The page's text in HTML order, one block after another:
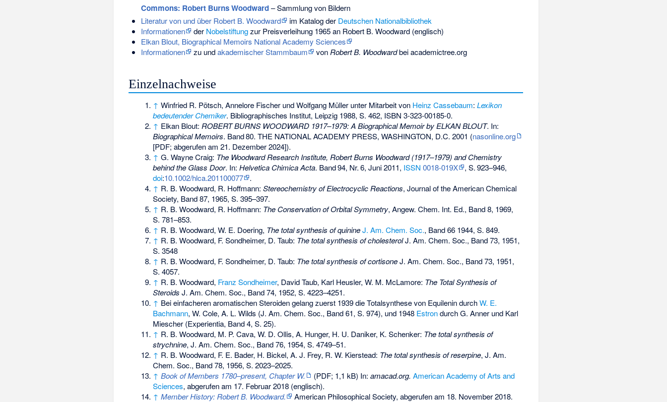
Commons: Robert Burns Woodward– Sammlung von Bildern
Literatur von und über Robert B. Woodward
im Katalog der Deutschen Nationalbibliothek
Informationen
der Nobelstiftungzur Preisverleihung 1965 an Robert B. Woodward (englisch)
Elkan Blout, Biographical Memoirs National Academy Sciences
Informationen
zu undakademischer Stammbaum von Robert B. Woodwardbei academictree.org
Einzelnachweise
↑ Winfried R. Pötsch, Annelore Fischer und Wolfgang Müller unter Mitarbeit von Heinz Cassebaum: Lexikon
bedeutender Chemiker. Bibliographisches Institut, Leipzig 1988, S. 462, ISBN 3-323-00185-0.
↑ Elkan Blout: ROBERT BURNS WOODWARD 1917–1979: A Biographical Memoir by ELKAN BLOUT. In:
Biographical Memoirs. Band80. THE NATIONAL ACADEMY PRESS, WASHINGTON, D.C. 2001 (nasonline.org
[PDF; abgerufen am 21. Dezember 2024]).
↑ G. Wayne Craig: The Woodward Research Institute, Robert Burns Woodward (1917–1979) and Chemistry
behind the Glass Door. In: Helvetica Chimica Acta. Band94, Nr.6, Juni 2011, ISSN 0018-019X ,S.923–946,
doi:10.1002/hlca.201100077
.
↑ R. B. Woodward, R. Hoffmann: Stereochemistry of Electrocyclic Reactions, Journal of the American Chemical
Society, Band 87, 1965, S. 395–397.
↑ R. B. Woodward, R. Hoffmann: The Conservation of Orbital Symmetry, Angew. Chem. Int. Ed., Band 8, 1969,
S. 781–853.
↑ R. B. Woodward, W. E. Doering, The total synthesis of quinineJ. Am. Chem. Soc., Band 66 1944, S. 849.
↑ R. B. Woodward, F. Sondheimer, D. Taub: The total synthesis of cholesterolJ. Am. Chem. Soc., Band 73, 1951,
S. 3548
↑ R. B. Woodward, F. Sondheimer, D. Taub: The total synthesis of cortisoneJ. Am. Chem. Soc., Band 73, 1951,
S. 4057.
↑ R. B. Woodward, Franz Sondheimer, David Taub, Karl Heusler, W. M. McLamore: The Total Synthesis of
Steroids J. Am. Chem. Soc., Band 74, 1952, S. 4223–4251.
↑ Bei einfacheren aromatischen Steroiden gelang zuerst 1939 die Totalsynthese von EquilenindurchW. E.
Bachmann, W. Cole, A. L. Wilds (J. Am. Chem. Soc., Band 61, S. 974), und 1948 Estrondurch G. Anner und Karl
Miescher (Experientia, Band 4, S. 25).
↑ R. B. Woodward, M. P. Cava, W. D. Ollis, A. Hunger, H. U. Daniker, K. Schenker: The total synthesis of
strychnine, J. Am. Chem. Soc., Band 76, 1954, S. 4749–51.
↑ R. B. Woodward, F. E. Bader, H. Bickel, A. J. Frey, R. W. Kierstead: The total synthesis of reserpine, J. Am.
Chem. Soc., Band 78, 1956, S. 2023–2025.
↑ Book of Members 1780–present, Chapter W. (PDF; 1,1 kB) In: amacad.org. American Academy of Arts and
Sciences, abgerufen am 17. Februar 2018 (englisch).
↑ Member History: Robert B. Woodward. American Philosophical Society, abgerufen am 18. November 2018.